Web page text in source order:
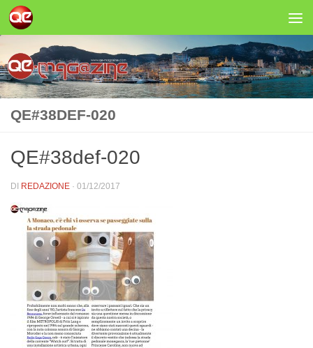
Salta al contenuto
QE#38DEF-020
QE#38def-020
DI REDAZIONE · 01/12/2017